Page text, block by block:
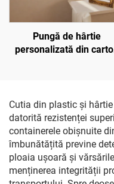
Pungă de hârtie
personalizată din
Cutia din plastic și
datorită rezistenței
containerele obișnuite
îmbunătățită previne
ploaia ușoară și
menținerea integrității